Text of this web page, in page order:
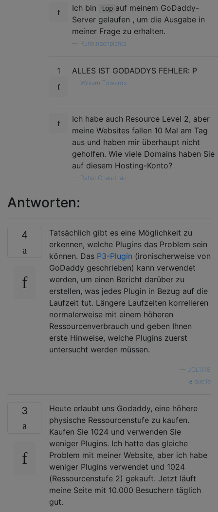
Ich bin top auf meinem GoDaddy-
Server gelaufen , um die Ausgabe in
meiner Frage zu erhalten.
Runningonplants
1 ALLES IST GODADDYS FEHLER: P
William Edwards
Ich habe auch Resource Level 2, aber
meine Websites fallen 10 Mal am Tag
aus und haben mir überhaupt nicht
geholfen. Wie viele Domains haben Sie
auf diesem Hosting-Konto?
Rahul Chaudhari
Antworten:
4
Tatsächlich gibt es eine Möglichkeit zu
erkennen, welche Plugins das Problem sein
können. Das P3-Plugin (ironischerweise von
GoDaddy geschrieben) kann verwendet
werden, um einen Bericht darüber zu
erstellen, was jedes Plugin in Bezug auf die
Laufzeit tut. Längere Laufzeiten korrelieren
normalerweise mit einem höheren
Ressourcenverbrauch und geben Ihnen
erste Hinweise, welche Plugins zuerst
untersucht werden müssen.
JCL1178
quelle
3
Heute erlaubt uns Godaddy, eine höhere
physische Ressourcenstufe zu kaufen.
Kaufen Sie 1024 und verwenden Sie
weniger Plugins. Ich hatte das gleiche
Problem mit meiner Website, aber ich habe
weniger Plugins verwendet und 1024
(Ressourcenstufe 2) gekauft. Jetzt läuft
meine Seite mit 10.000 Besuchern täglich
gut.